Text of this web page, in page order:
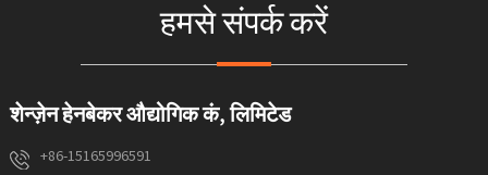
हमसे संपर्क करें
शेन्ज़ेन हेनबेकर औद्योगिक कं, लिमिटेड
+86-15165996591